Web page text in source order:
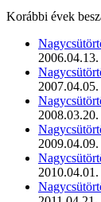
Korábbi évek
2006.04.13.
2007.04.05.
2008.03.20.
2009.04.09.
2010.04.01.